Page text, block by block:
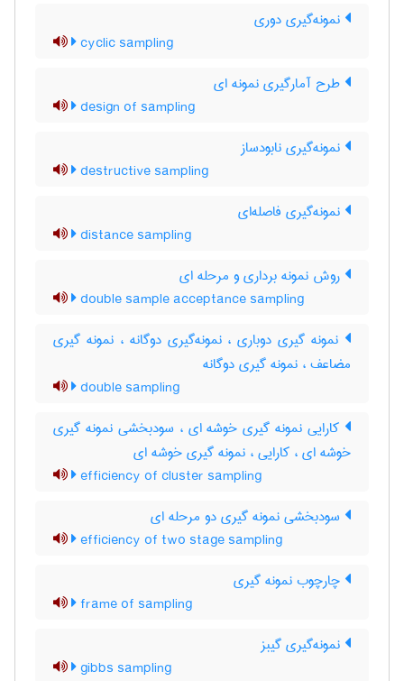
نمونه‌گیری دوری
cyclic sampling
طرح آمارگیری نمونه ای
design of sampling
نمونه‌گیری نابودساز
destructive sampling
نمونه‌گیری فاصله‌ای
distance sampling
روش نمونه برداری و مرحله ای
double sample acceptance sampling
نمونه گیری دوباری ، نمونه‌گیری دوگانه ، نمونه گیری
مضاعف ، نمونه گیری دوگانه
double sampling
کارایی نمونه گیری خوشه ای ، سودبخشی نمونه گیری
خوشه ای ، کارایی ، نمونه گیری خوشه ای
efficiency of cluster sampling
سودبخشی نمونه گیری دو مرحله ای
efficiency of two stage sampling
چارچوب نمونه گیری
frame of sampling
نمونه‌گیری گیبز
gibbs sampling